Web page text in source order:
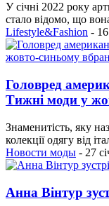
У січні 2022 року
стало відомо, що
Lifestyle&Fashion -
Головред
Тижні моди у
Знаменитість, яку
колекції одягу від
Новости моды - 27
Анна Вінтур